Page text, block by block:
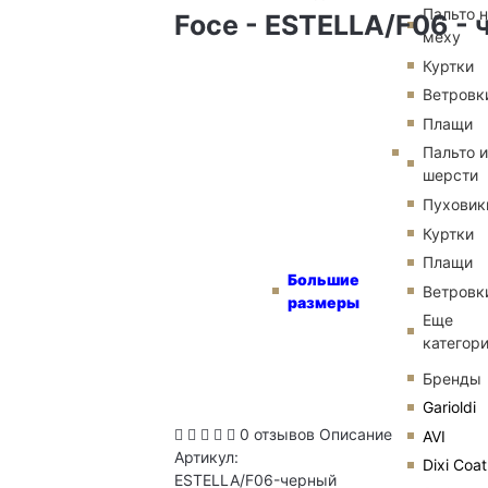
Большие
размеры
Пальто
меху
Куртки
Плащи
Пальто
шерсти
Куртки
Плащи
Еще
Бренды
Garioldi
AVI
Dixi Coat
Foce - ESTELLA/F06 -
0 отзывов Описание
Артикул:
ESTELLA/F06-черный